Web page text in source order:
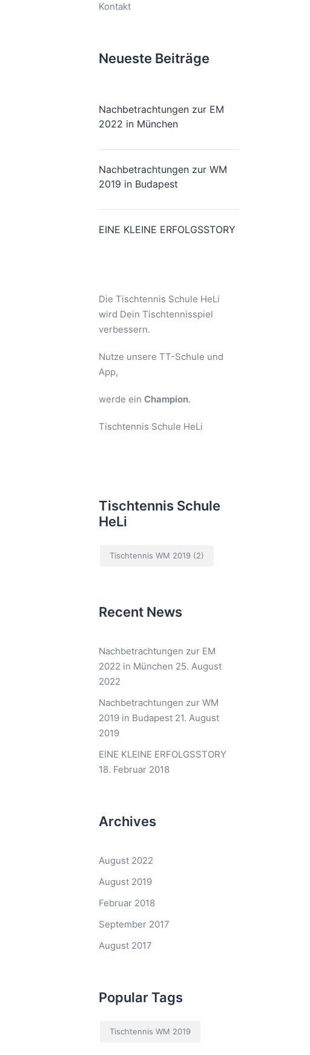
Kontakt
Neueste Beiträge
Nachbetrachtungen zur EM
2022 in München
Nachbetrachtungen zur WM
2019 in Budapest
EINE KLEINE ERFOLGSSTORY
Die Tischtennis Schule HeLi
wird Dein Tischtennisspiel
verbessern.
Nutze unsere TT-Schule und
App,
werde ein Champion.
Tischtennis Schule HeLi
Tischtennis Schule
HeLi
Tischtennis WM 2019(2)
Recent News
Nachbetrachtungen zur EM
2022 in München 25. August
2022
Nachbetrachtungen zur WM
2019 in Budapest 21. August
2019
EINE KLEINE ERFOLGSSTORY
18. Februar 2018
Archives
August 2022
August 2019
Februar 2018
September 2017
August 2017
Popular Tags
Tischtennis WM 2019